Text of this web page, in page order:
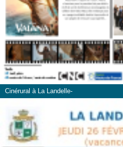
Cinérural à La Landelle-